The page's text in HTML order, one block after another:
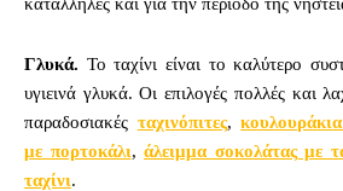
Γλυκά. Το ταχίνι είναι το καλύτερο
υγιεινά γλυκά. Οι επιλογές πολλές και
παραδοσιακές ταχινόπιτες,
με πορτοκάλι, άλειμμα σοκολάτας με
ταχίνι.